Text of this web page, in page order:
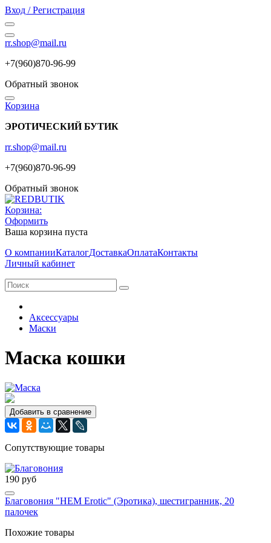
Вход / Регистрация
rr.shop@mail.ru
+7(960)870-96-99
Обратный звонок
Корзина
ЭРОТИЧЕСКИЙ БУТИК
rr.shop@mail.ru
+7(960)870-96-99
Обратный звонок
Корзина:
Оформить
Ваша корзина пуста
О компанииКаталогДоставкаОплатаКонтакты
Личный кабинет
Аксессуары
Маски
Маска кошки
Добавить в сравнение
Сопутствующие товары
190 руб
Благовония "HEM Erotic" (Эротика), шестигранник, 20
палочек
Похожие товары